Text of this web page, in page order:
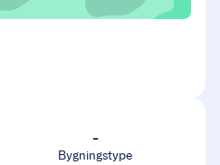
-
Bygningstype